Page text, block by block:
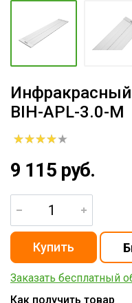
Инфракрасный
BIH-APL-3.0-M
9 115 руб.
Заказать бесплатный
Как получить товар